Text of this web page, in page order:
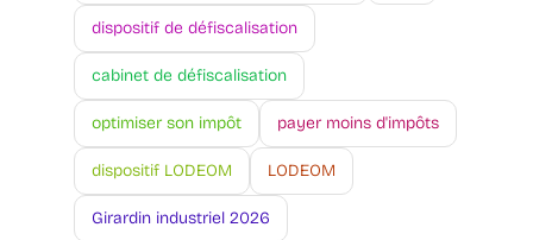
dispositif de défiscalisation
cabinet de défiscalisation
optimiser son impôt payer moins d'impôts
dispositif LODEOM LODEOM
Girardin industriel 2026